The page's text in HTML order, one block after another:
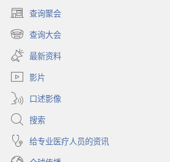
查询聚会
（打
开
新
窗
口）
查询大会
（打
开
新
窗
最新资料
影片
口述影像
搜索
给专业医疗人员的资讯